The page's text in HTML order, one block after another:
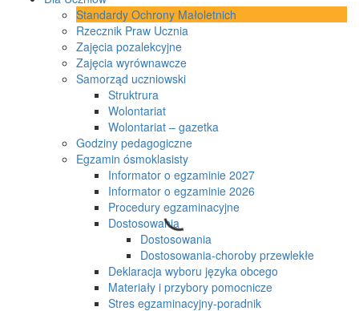
Standardy Ochrony Małoletnich
Rzecznik Praw Ucznia
Zajęcia pozalekcyjne
Zajęcia wyrównawcze
Samorząd uczniowski
Struktrura
Wolontariat
Wolontariat – gazetka
Godziny pedagogiczne
Egzamin ósmoklasisty
Informator o egzaminie 2027
Informator o egzaminie 2026
Procedury egzaminacyjne
Dostosowania
Dostosowania
Dostosowania-choroby przewlekłe
Deklaracja wyboru języka obcego
Materiały i przybory pomocnicze
Stres egzaminacyjny-poradnik